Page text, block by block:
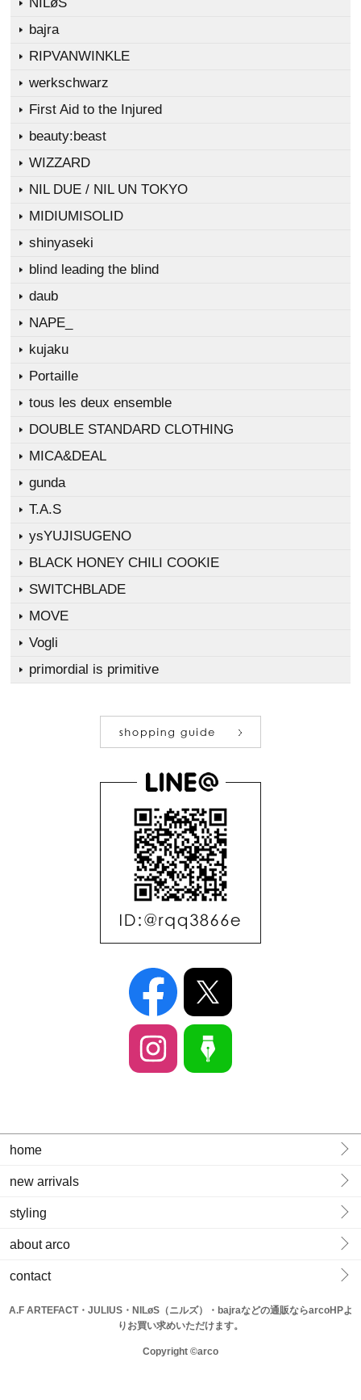
bajra
RIPVANWINKLE
werkschwarz
First Aid to the Injured
beauty:beast
WIZZARD
NIL DUE / NIL UN TOKYO
MIDIUMISOLID
shinyaseki
blind leading the blind
daub
NAPE_
kujaku
Portaille
tous les deux ensemble
DOUBLE STANDARD CLOTHING
MICA&DEAL
gunda
T.A.S
ysYUJISUGENO
BLACK HONEY CHILI COOKIE
SWITCHBLADE
MOVE
Vogli
primordial is primitive
home
new arrivals
styling
about arco
contact
A.F ARTEFACT・JULIUS・NILøS（ニルズ）・bajraなどの通販ならarcoHPよ
りお買い求めいただけます。
Copyright ©arco